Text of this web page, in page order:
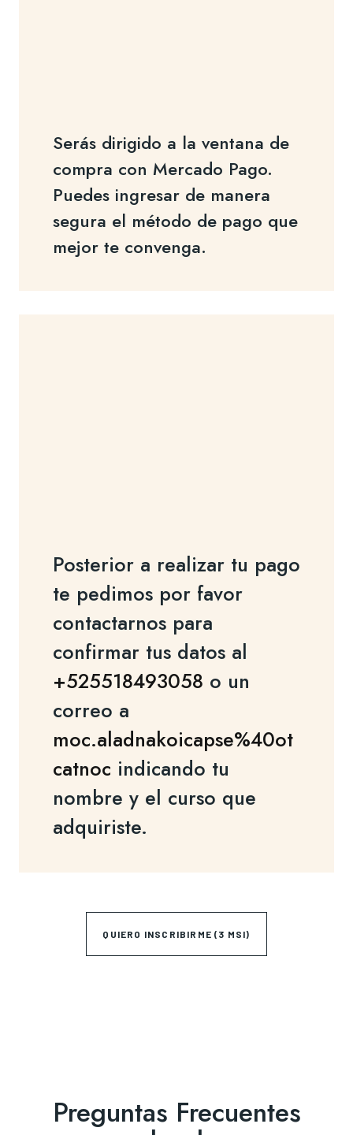
Serás dirigido a la ventana de
compra con Mercado Pago.
Puedes ingresar de manera
segura el método de pago que
mejor te convenga.
Posterior a realizar tu pago
te pedimos por favor
contactarnos para
confirmar tus datos al
+525518493058 o un
correo a
moc.aladnakoicapse%40ot
catnoc indicando tu
nombre y el curso que
adquiriste.
QUIERO INSCRIBIRME (3 MSI)
Preguntas Frecuentes